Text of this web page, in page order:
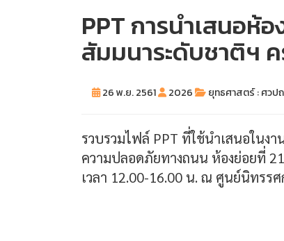
PPT การนำเสนอห้
สัมมนาระดับชาติฯ ค
26 พ.ย. 2561 2026 ยุทธศาสตร์ : ศวป
รวบรวมไฟล์ PPT ที่ใช้นำเสนอในง
ความปลอดภัยทางถนน ห้องย่อยที่
เวลา 12.00-16.00 น. ณ ศูนย์นิทรร